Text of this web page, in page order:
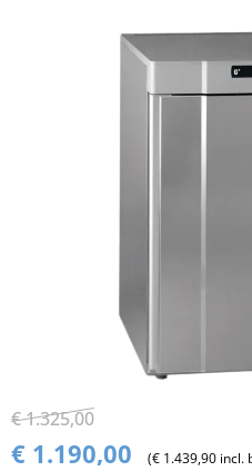
€ 1.325,00
€ 1.190,00 (€ 1.439,90 incl.